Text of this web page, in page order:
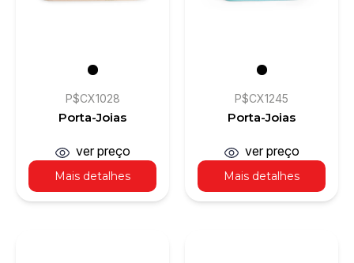
P$CX1028
Porta-Joias
Mais detalhes
ver preço
P$CX1245
Porta-Joias
Mais detalhes
ver preço